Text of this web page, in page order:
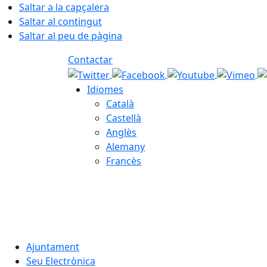
Saltar a la capçalera
Saltar al contingut
Saltar al peu de pàgina
Contactar
Idiomes
Català
Castellà
Anglès
Alemany
Francès
Ajuntament
Seu Electrònica